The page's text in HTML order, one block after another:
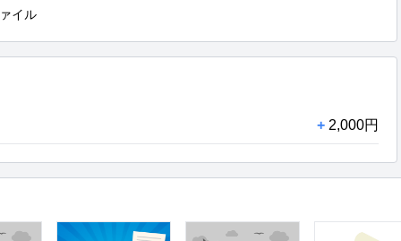
イル
+ 2,000円